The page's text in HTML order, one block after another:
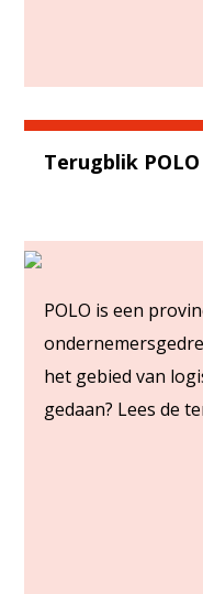
Terugblik POLO
POLO is een
het gebied van
gedaan? Lees de